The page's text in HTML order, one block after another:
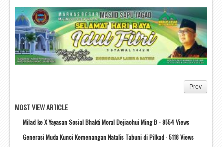
Prev
MOST VIEW ARTICLE
Milad ke X Yayasan Sosial Bhakti Moral Dejiaohui Ming B - 9554 Views
Generasi Muda Kunci Kemenangan Natalis Tabuni di Pilkad - 5118 Views